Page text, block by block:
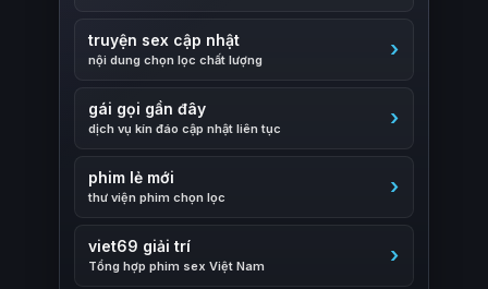
truyện sex cập nhật
nội dung chọn lọc chất lượng
gái gọi gần đây
dịch vụ kín đáo cập nhật liên tục
phim lẻ mới
thư viện phim chọn lọc
viet69 giải trí
Tổng hợp phim sex Việt Nam